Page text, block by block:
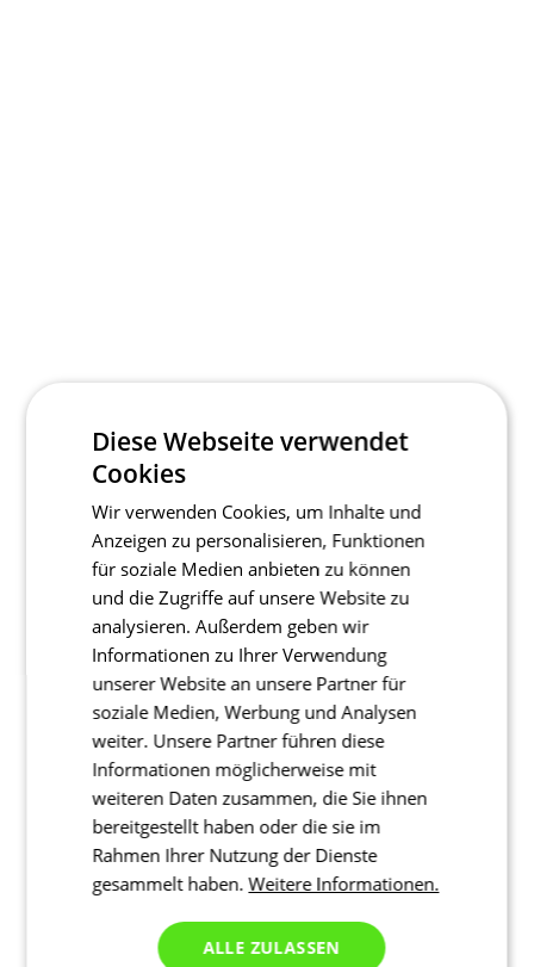
Diese Webseite verwendet
Cookies
Wir verwenden Cookies, um Inhalte und
Anzeigen zu personalisieren, Funktionen
für soziale Medien anbieten zu können
und die Zugriffe auf unsere Website zu
analysieren. Außerdem geben wir
Informationen zu Ihrer Verwendung
unserer Website an unsere Partner für
soziale Medien, Werbung und Analysen
weiter. Unsere Partner führen diese
Informationen möglicherweise mit
weiteren Daten zusammen, die Sie ihnen
bereitgestellt haben oder die sie im
Rahmen Ihrer Nutzung der Dienste
gesammelt haben.Weitere Informationen.
ALLE ZULASSEN